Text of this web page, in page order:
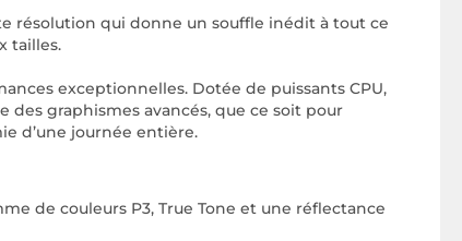
réso­lution qui donne un souffle inédit à tout ce
tailles.
exception­nelles. Dotée de puissants CPU,
des graphismes avancés, que ce soit pour
d’une journée entière.
de couleurs P3, True Tone et une réflectance